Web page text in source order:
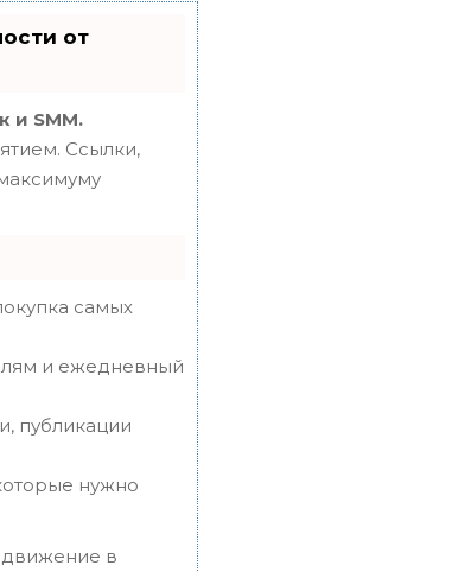
от
и SMM.
Ссылки,
самых
и ежедневный
публикации
нужно
в